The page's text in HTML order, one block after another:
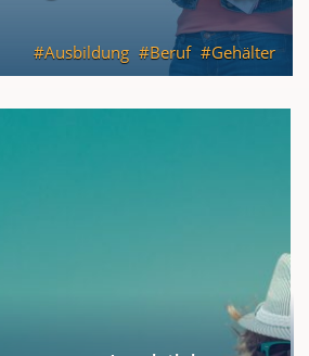
Ausbildung
Beruf Gehälter